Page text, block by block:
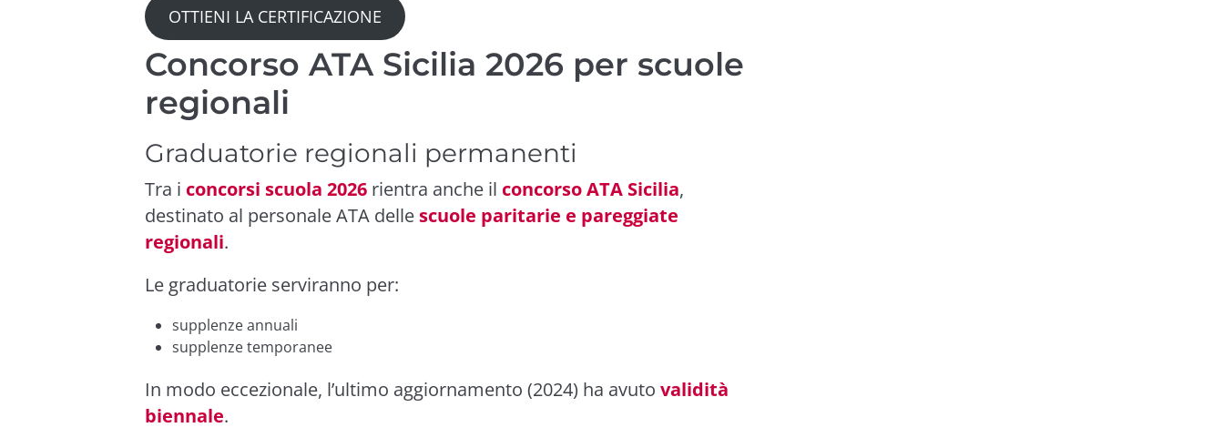
OTTIENI LA CERTIFICAZIONE
Concorso ATA Sicilia 2026 per scuole
regionali
Graduatorie regionali permanenti
Tra i concorsi scuola 2026 rientra anche il concorso ATA Sicilia,
destinato al personale ATA delle scuole paritarie e pareggiate
regionali.
Le graduatorie serviranno per:
supplenze annuali
supplenze temporanee
In modo eccezionale, l’ultimo aggiornamento (2024) ha avuto validità
biennale.